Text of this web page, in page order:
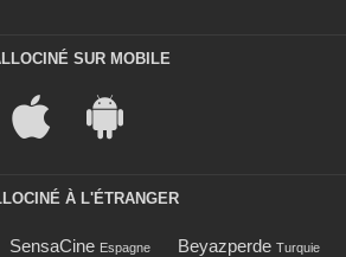
SUR MOBILE
À L'ÉTRANGER
SensaCine Espagne Beyazperde Turquie